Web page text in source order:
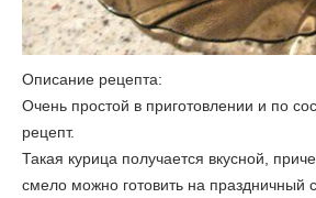
Описание рецепта:
Очень простой в приготовлении и по
рецепт.
Такая курица получается вкусной,
смело можно готовить на праздничный